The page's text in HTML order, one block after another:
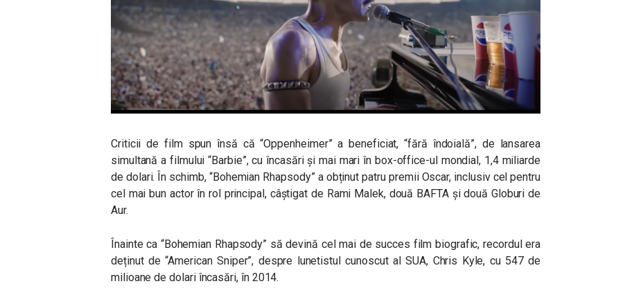
Criticii de film spun însă că “Oppenheimer” a beneficiat, “fără îndoială”, de lansarea
simultană a filmului “Barbie”, cu încasări și mai mari în box-office-ul mondial, 1,4 miliarde
de dolari. În schimb, “Bohemian Rhapsody” a obținut patru premii Oscar, inclusiv cel pentru
cel mai bun actor în rol principal, câștigat de Rami Malek, două BAFTA și două Globuri de
Aur.
Înainte ca “Bohemian Rhapsody” să devină cel mai de succes film biografic, recordul era
deținut de “American Sniper”, despre lunetistul cunoscut al SUA, Chris Kyle, cu 547 de
milioane de dolari încasări, în 2014.